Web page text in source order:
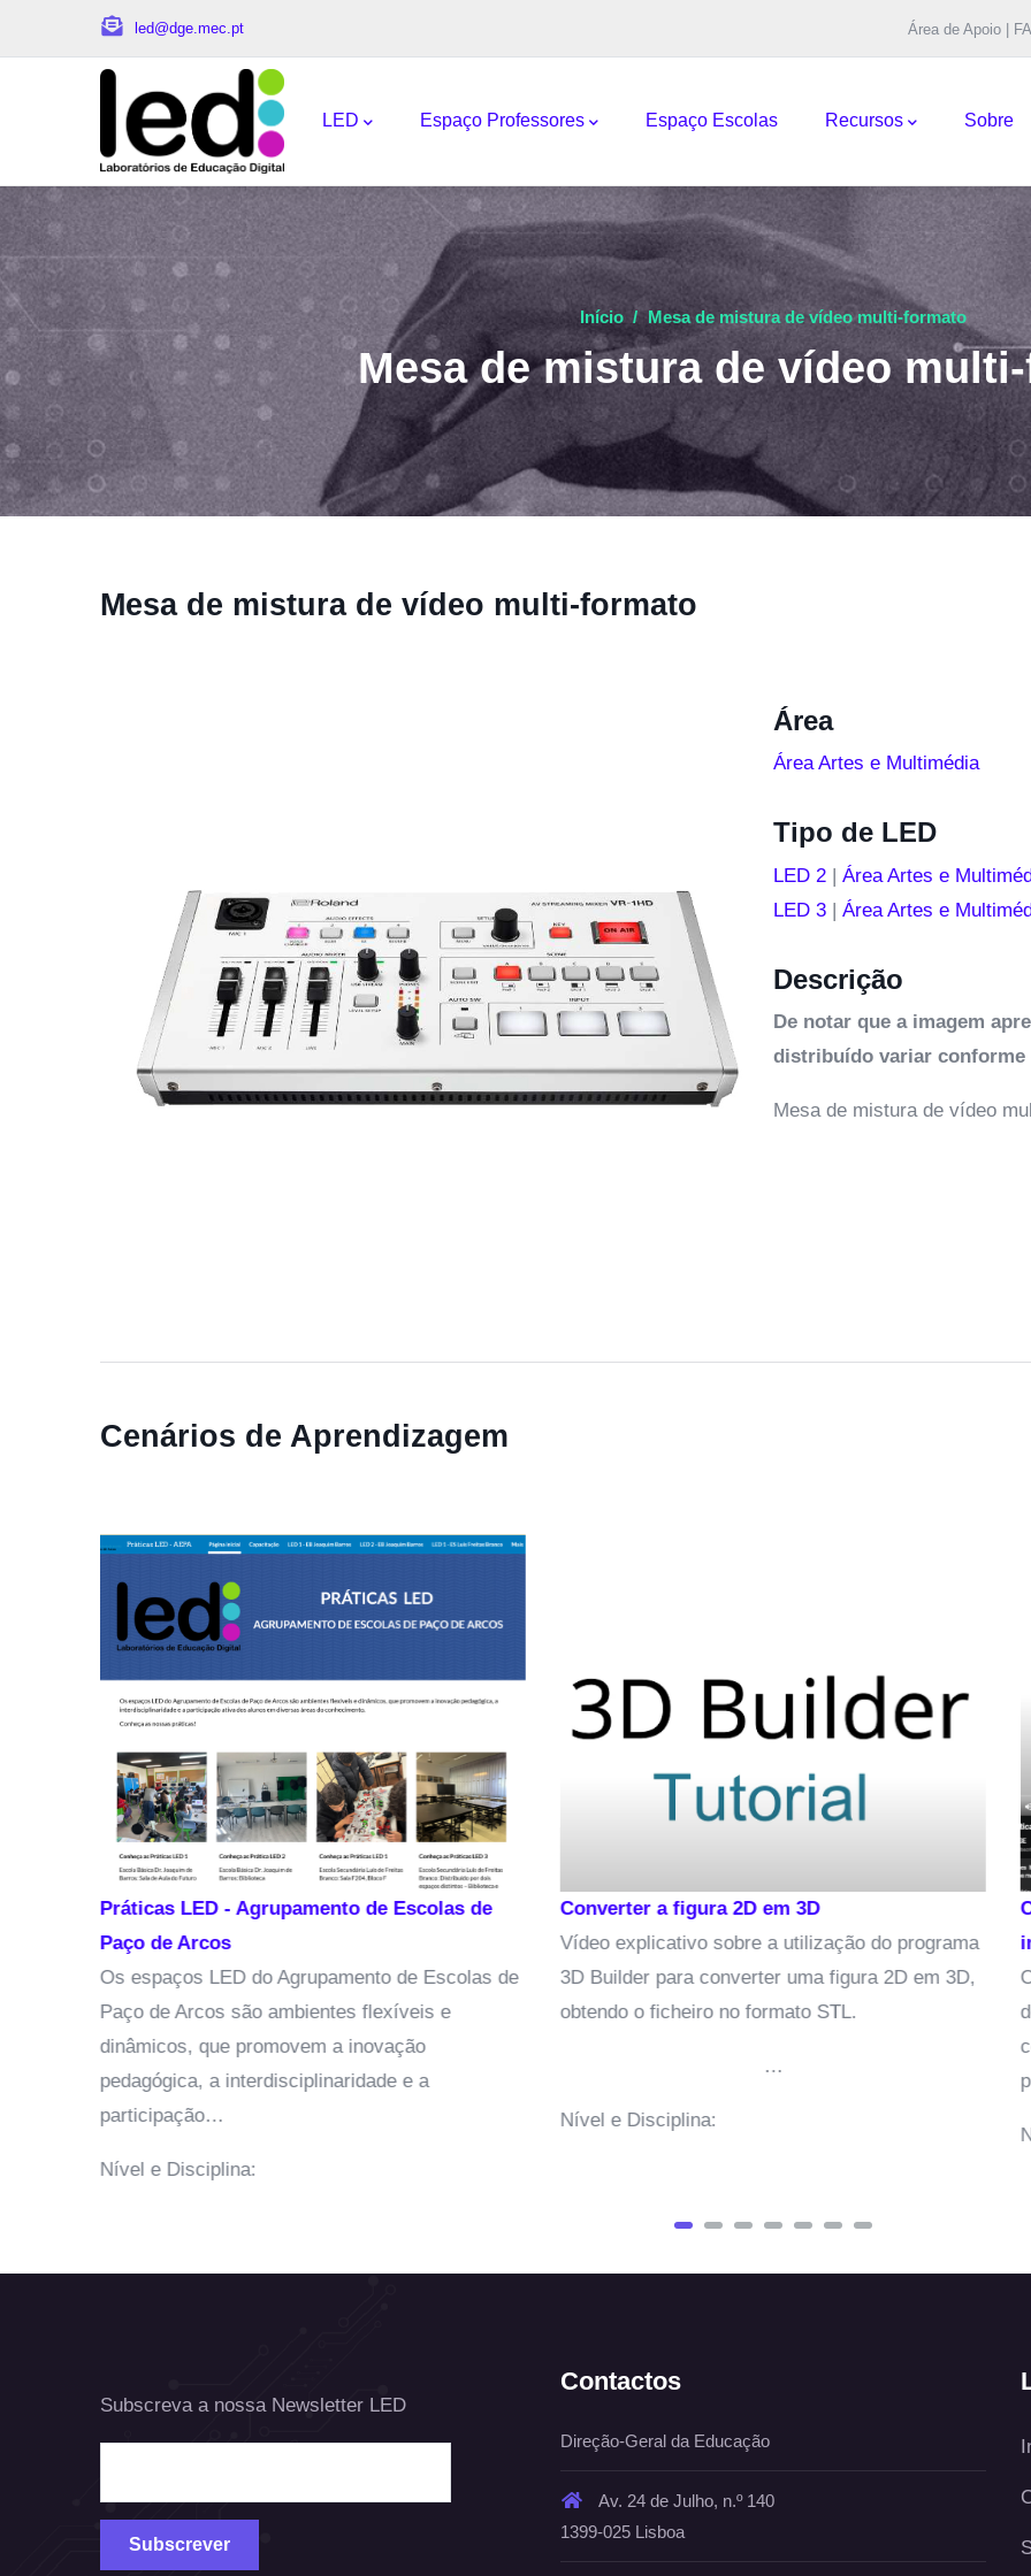
Passar para o conteúdo principal
led@dge.mec.pt Área de Apoio |
LED Espaço Professores Espaço Escolas Recursos Sobre
Início / Mesa de mistura de vídeo multi-formato
Mesa de mistura de vídeo
Mesa de mistura de vídeo multi-formato
Área
Área Artes e Multimédia
Tipo de LED
LED 2 | Área Artes e
LED 3 | Área Artes e
Descrição
De notar que a imagem
distribuído variar conforme
Mesa de mistura de vídeo
Cenários de Aprendizagem
Práticas LED - Agrupamento de Escolas de
Paço de Arcos
Os espaços LED do Agrupamento de Escolas de
Paço de Arcos são ambientes flexíveis e
dinâmicos, que promovem a inovação
pedagógica, a interdisciplinaridade e a
participação…
Nível e Disciplina:
Converter a figura 2D em 3D
Vídeo explicativo sobre a utilização do programa
3D Builder para converter uma figura 2D em 3D,
obtendo o ficheiro no formato STL.
Nível e Disciplina:
O
Subscreva a nossa Newsletter LED
Contactos
Direção-Geral da Educação
Av. 24 de Julho, n.º 140
1399-025 Lisboa